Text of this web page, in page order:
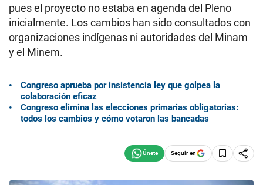
pues el proyecto no estaba en agenda del Pleno
inicialmente. Los cambios han sido consultados con
organizaciones indígenas ni autoridades del Minam
y el Minem.
Congreso aprueba por insistencia ley que golpea la
colaboración eficaz
Congreso elimina las elecciones primarias obligatorias:
todos los cambios y cómo votaron las bancadas
Seguir en